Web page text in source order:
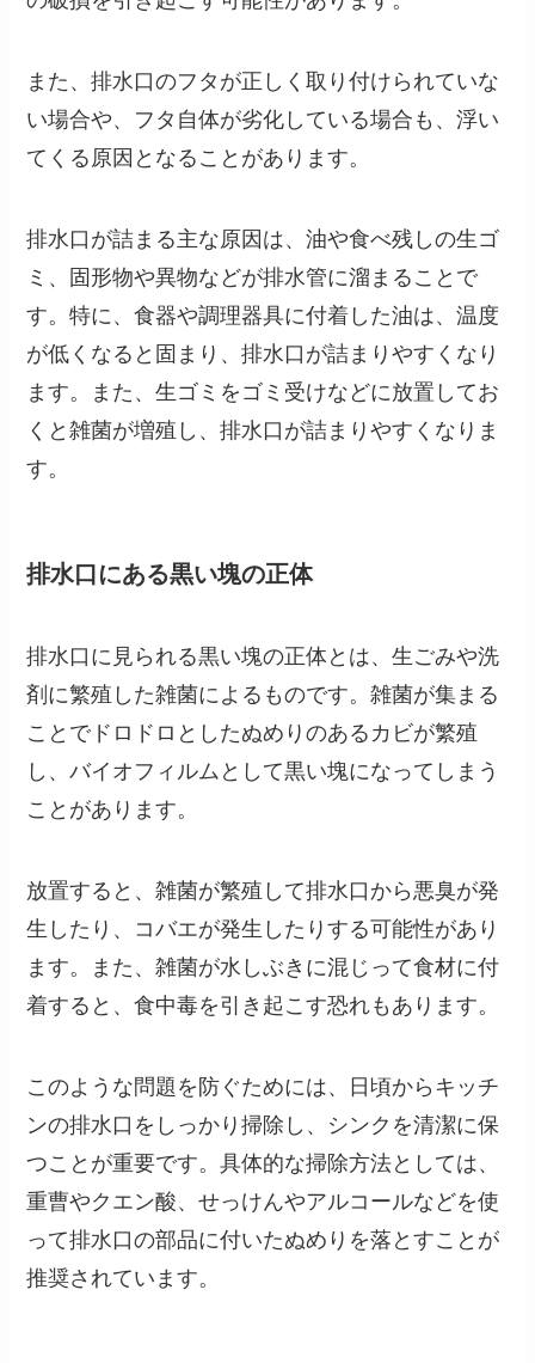
また、排水口のフタが正しく取り付けられていな
い場合や、フタ自体が劣化している場合も、浮い
てくる原因となることがあります。
排水口が詰まる主な原因は、油や食べ残しの生ゴ
ミ、固形物や異物などが排水管に溜まることで
す。特に、食器や調理器具に付着した油は、温度
が低くなると固まり、排水口が詰まりやすくなり
ます。また、生ゴミをゴミ受けなどに放置してお
くと雑菌が増殖し、排水口が詰まりやすくなりま
す。
排水口にある黒い塊の正体
排水口に見られる黒い塊の正体とは、生ごみや洗
剤に繁殖した雑菌によるものです。雑菌が集まる
ことでドロドロとしたぬめりのあるカビが繁殖
し、バイオフィルムとして黒い塊になってしまう
ことがあります。
放置すると、雑菌が繁殖して排水口から悪臭が発
生したり、コバエが発生したりする可能性があり
ます。また、雑菌が水しぶきに混じって食材に付
着すると、食中毒を引き起こす恐れもあります。
このような問題を防ぐためには、日頃からキッチ
ンの排水口をしっかり掃除し、シンクを清潔に保
つことが重要です。具体的な掃除方法としては、
重曹やクエン酸、せっけんやアルコールなどを使
って排水口の部品に付いたぬめりを落とすことが
推奨されています。